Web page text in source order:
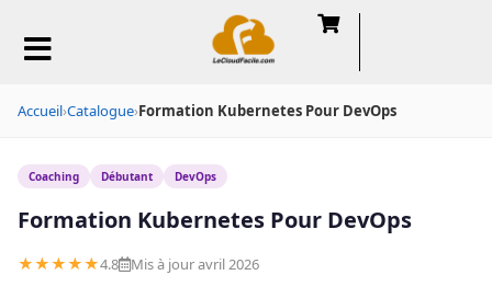
Accueil›Catalogue›Formation Kubernetes Pour DevOps
Coaching Débutant DevOps
Formation Kubernetes Pour DevOps
★★★★★4.8 Mis à jour avril 2026